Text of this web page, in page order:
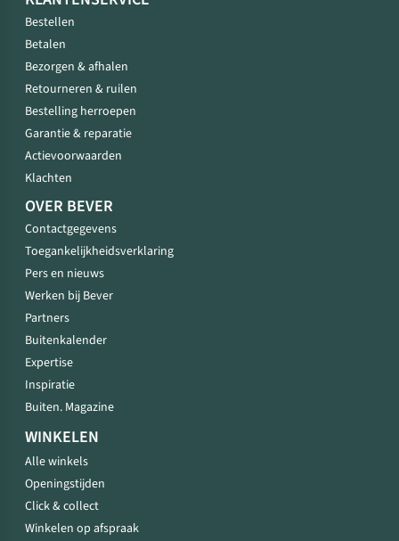
Bestellen
Betalen
Bezorgen & afhalen
Retourneren & ruilen
Bestelling herroepen
Garantie & reparatie
Actievoorwaarden
Klachten
OVER BEVER
Contactgegevens
Toegankelijkheidsverklaring
Pers en nieuws
Werken bij Bever
Partners
Buitenkalender
Expertise
Inspiratie
Buiten. Magazine
WINKELEN
Alle winkels
Openingstijden
Click & collect
Winkelen op afspraak